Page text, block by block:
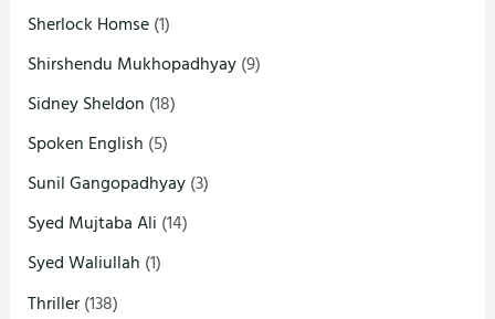
Sherlock Homse(1)
Shirshendu Mukhopadhyay(9)
Sidney Sheldon (18)
Spoken English (5)
Sunil Gangopadhyay(3)
Syed Mujtaba Ali (14)
Syed Waliullah (1)
Thriller(138)